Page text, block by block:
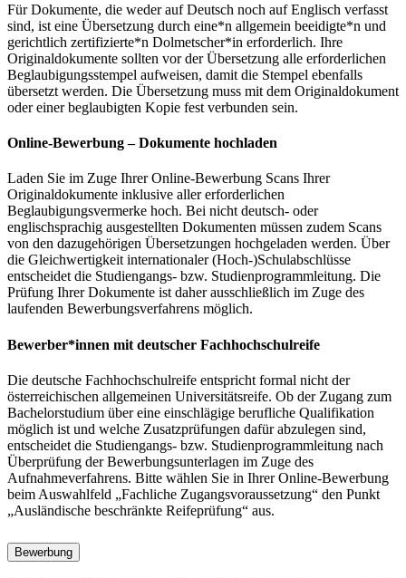
Für Dokumente, die weder auf Deutsch noch auf Englisch verfasst
sind, ist eine Übersetzung durch eine*n allgemein beeidigte*n und
gerichtlich zertifizierte*n Dolmetscher*in erforderlich. Ihre
Originaldokumente sollten vor der Übersetzung alle erforderlichen
Beglaubigungsstempel aufweisen, damit die Stempel ebenfalls
übersetzt werden. Die Übersetzung muss mit dem Originaldokument
oder einer beglaubigten Kopie fest verbunden sein.
Online-Bewerbung – Dokumente hochladen
Laden Sie im Zuge Ihrer Online-Bewerbung Scans Ihrer
Originaldokumente inklusive aller erforderlichen
Beglaubigungsvermerke hoch. Bei nicht deutsch- oder
englischsprachig ausgestellten Dokumenten müssen zudem Scans
von den dazugehörigen Übersetzungen hochgeladen werden. Über
die Gleichwertigkeit internationaler (Hoch-)Schulabschlüsse
entscheidet die Studiengangs- bzw. Studienprogrammleitung. Die
Prüfung Ihrer Dokumente ist daher ausschließlich im Zuge des
laufenden Bewerbungsverfahrens möglich.
Bewerber*innen mit deutscher Fachhochschulreife
Die deutsche Fachhochschulreife entspricht formal nicht der
österreichischen allgemeinen Universitätsreife. Ob der Zugang zum
Bachelorstudium über eine einschlägige berufliche Qualifikation
möglich ist und welche Zusatzprüfungen dafür abzulegen sind,
entscheidet die Studiengangs- bzw. Studienprogrammleitung nach
Überprüfung der Bewerbungsunterlagen im Zuge des
Aufnahmeverfahrens. Bitte wählen Sie in Ihrer Online-Bewerbung
beim Auswahlfeld „Fachliche Zugangsvoraussetzung“ den Punkt
„Ausländische beschränkte Reifeprüfung“ aus.
Bewerbung